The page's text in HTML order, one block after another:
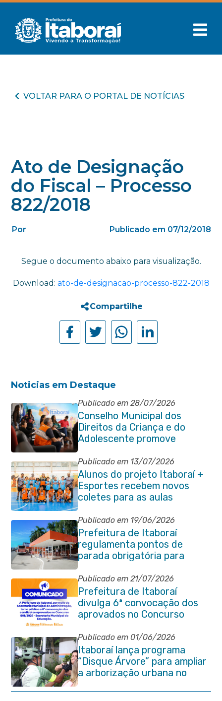
VOLTAR PARA O PORTAL DE NOTÍCIAS
Ato de Designação
do Fiscal – Processo
822/2018
Por Publicado em 07/12/2018
Segue o documento abaixo para visualização.
Download: ato-de-designacao-processo-822-2018
Compartilhe
Noticias em Destaque
Publicado em 28/07/2026
Conselho Municipal dos
Direitos da Criança e do
Adolescente promove
reunião de alinhamento com
órgãos públicos
Publicado em 13/07/2026
Alunos do projeto Itaboraí +
Esportes recebem novos
coletes para as aulas
Publicado em 19/06/2026
Prefeitura de Itaboraí
regulamenta pontos de
parada obrigatória para
transporte coletivo na
Avenida 22 de Maio
Publicado em 21/07/2026
Prefeitura de Itaboraí
divulga 6ª convocação dos
aprovados no Concurso
Educação
Publicado em 01/06/2026
Itaboraí lança programa
“Disque Árvore” para ampliar
a arborização urbana no
município